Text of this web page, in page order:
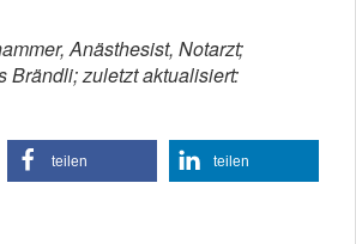
Anästhesist, Notarzt;
Brändli; zuletzt aktualisiert:
teilen teilen